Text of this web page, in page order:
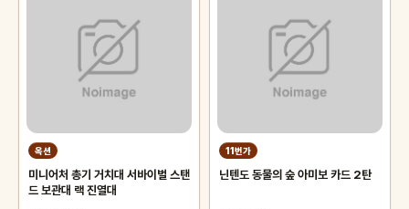
옥션
미니어처 총기 거치대 서바이벌 스탠
드 보관대 랙 진열대
11번가
닌텐도 동물의 숲 아미보 카드 2탄